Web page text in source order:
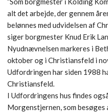
alt det arbejde, der gennem
belønnes med udvidelsen af
siger borgmester Knud Erik
Nyudnævnelsen markeres i
oktober og i Christiansfeld i
Udfordringen har siden 1988
Christiansfeld.
I Udfordringens hus findes
Morgenstjernen, som